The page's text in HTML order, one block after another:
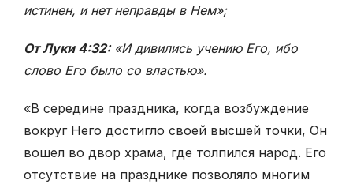
истинен, и нет неправды в Нем»;
От Луки 4:32:«И дивились учению Его, ибо
слово Его было со властью».
«В середине праздника, когда возбуждение
вокруг Него достигло своей высшей точки, Он
вошел во двор храма, где толпился народ. Его
отсутствие на празднике позволяло многим